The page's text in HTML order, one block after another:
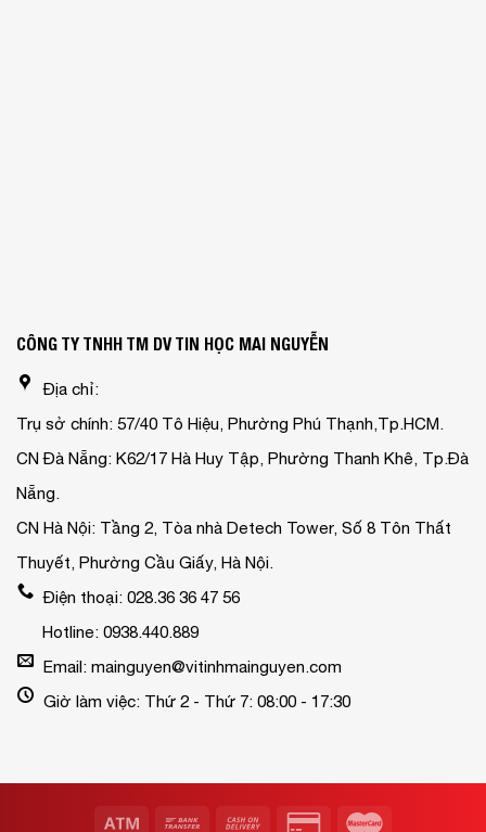
CÔNG TY TNHH TM DV TIN HỌC MAI NGUYỄN
Địa chỉ:
Trụ sở chính: 57/40 Tô Hiệu, Phường Phú Thạnh,Tp.HCM.
CN Đà Nẵng: K62/17 Hà Huy Tập, Phường Thanh Khê, Tp.Đà
Nẵng.
CN Hà Nội: Tầng 2, Tòa nhà Detech Tower, Số 8 Tôn Thất
Thuyết, Phường Cầu Giấy, Hà Nội.
Điện thoại: 028.36 36 47 56
Hotline: 0938.440.889
Email: mainguyen@vitinhmainguyen.com
Giờ làm việc: Thứ 2 - Thứ 7: 08:00 - 17:30